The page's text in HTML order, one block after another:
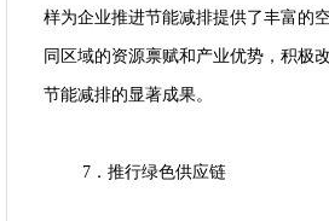
样为企业推进节能减排提供了丰富的
同区域的资源禀赋和产业优势，积极
节能减排的显著成果。
7．推行绿色供应链